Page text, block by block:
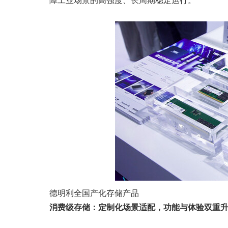
德明利全国产化存储产品
消费级存储：定制化场景适配，功能与体验双重